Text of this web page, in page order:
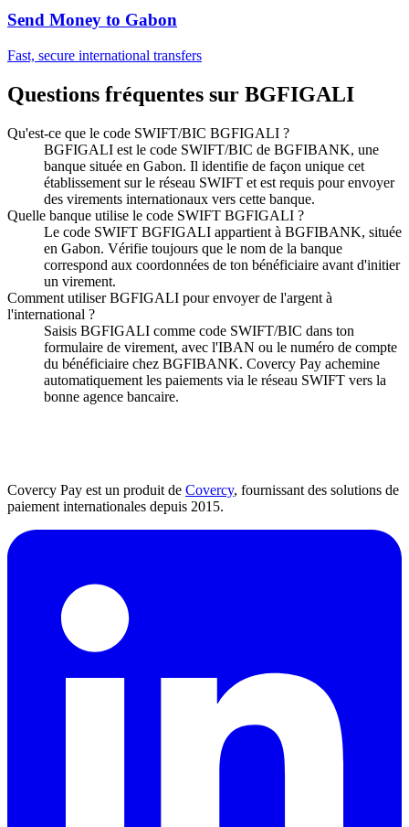
Send Money to Gabon
Fast, secure international transfers
Questions fréquentes sur BGFIGALI
Qu'est-ce que le code SWIFT/BIC BGFIGALI ?
BGFIGALI est le code SWIFT/BIC de BGFIBANK, une
banque située en Gabon. Il identifie de façon unique cet
établissement sur le réseau SWIFT et est requis pour envoyer
des virements internationaux vers cette banque.
Quelle banque utilise le code SWIFT BGFIGALI ?
Le code SWIFT BGFIGALI appartient à BGFIBANK, située
en Gabon. Vérifie toujours que le nom de la banque
correspond aux coordonnées de ton bénéficiaire avant d'initier
un virement.
Comment utiliser BGFIGALI pour envoyer de l'argent à
l'international ?
Saisis BGFIGALI comme code SWIFT/BIC dans ton
formulaire de virement, avec l'IBAN ou le numéro de compte
du bénéficiaire chez BGFIBANK. Covercy Pay achemine
automatiquement les paiements via le réseau SWIFT vers la
bonne agence bancaire.
Covercy Pay est un produit de Covercy, fournissant des solutions de
paiement internationales depuis 2015.